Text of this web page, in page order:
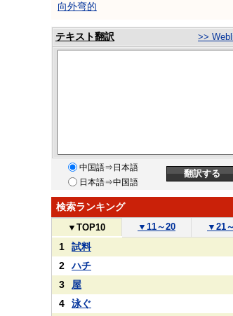
向外弯的
テキスト翻訳 >>
中国語⇒日本語
日本語⇒中国語
検索ランキング
▼ TOP10 ▼ 11～20 ▼ 21
1
試料
2
ハチ
3
屋
4
泳ぐ